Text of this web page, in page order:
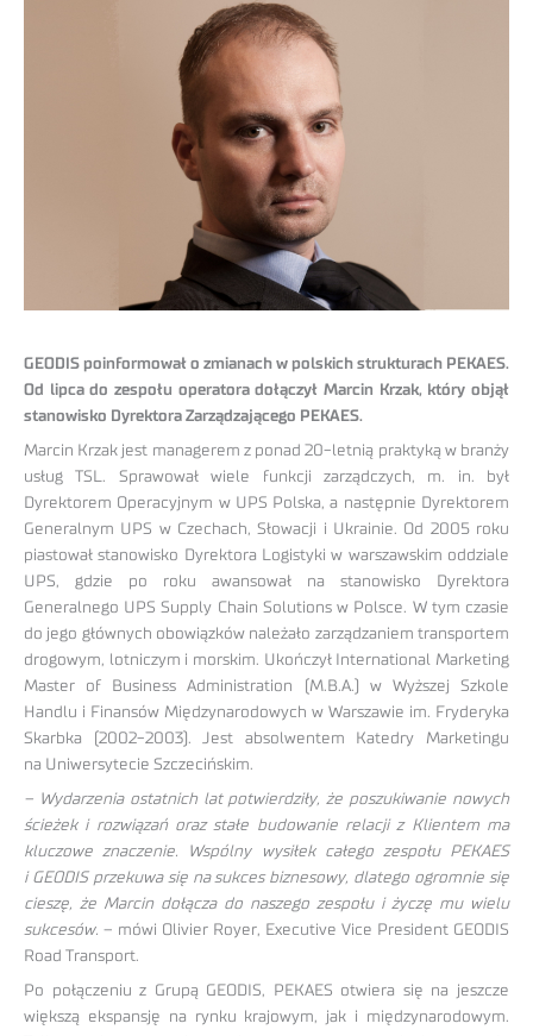
GEODIS poinformował o zmianach w polskich strukturach PEKAES.
Od lipca do zespołu operatora dołączył Marcin Krzak, który objął
stanowisko Dyrektora Zarządzającego PEKAES.
Marcin Krzak jest managerem z ponad 20-letnią praktyką w branży
usług TSL. Sprawował wiele funkcji zarządczych, m. in. był
Dyrektorem Operacyjnym w UPS Polska, a następnie Dyrektorem
Generalnym UPS w Czechach, Słowacji i Ukrainie. Od 2005 roku
piastował stanowisko Dyrektora Logistyki w warszawskim oddziale
UPS, gdzie po roku awansował na stanowisko Dyrektora
Generalnego UPS Supply Chain Solutions w Polsce. W tym czasie
do jego głównych obowiązków należało zarządzaniem transportem
drogowym, lotniczym i morskim. Ukończył International Marketing
Master of Business Administration (M.B.A.) w Wyższej Szkole
Handlu i Finansów Międzynarodowych w Warszawie im. Fryderyka
Skarbka (2002-2003). Jest absolwentem Katedry Marketingu
na Uniwersytecie Szczecińskim.
– Wydarzenia ostatnich lat potwierdziły, że poszukiwanie nowych
ścieżek i rozwiązań oraz stałe budowanie relacji z Klientem ma
kluczowe znaczenie. Wspólny wysiłek całego zespołu PEKAES
i GEODIS przekuwa się na sukces biznesowy, dlatego ogromnie się
cieszę, że Marcin dołącza do naszego zespołu i życzę mu wielu
sukcesów. – mówi Olivier Royer, Executive Vice President GEODIS
Road Transport.
Po połączeniu z Grupą GEODIS, PEKAES otwiera się na jeszcze
większą ekspansję na rynku krajowym, jak i międzynarodowym.